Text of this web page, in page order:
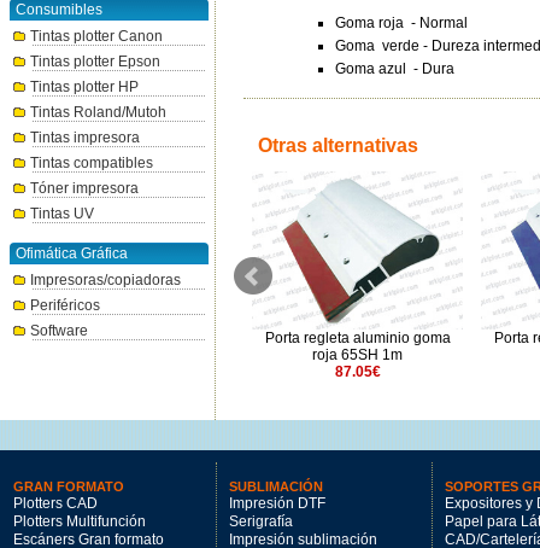
Consumibles
Tintas plotter Canon
Tintas plotter Epson
Tintas plotter HP
Tintas Roland/Mutoh
Tintas impresora
Tintas compatibles
Tóner impresora
Tintas UV
Ofimática Gráfica
Impresoras/copiadoras
Periféricos
Software
Goma roja - Normal
Goma verde - Dureza
Goma azul - Dura
Otras alternativas
Porta regleta madera goma azul
Porta regleta aluminio goma
roja 65SH 1m
87.05€
Porta
GRAN FORMATO
Plotters CAD
Plotters Multifunción
Escáners Gran formato
SUBLIMACIÓN
Impresión DTF
Serigrafía
Impresión sublimación
SOPORTES
Expositores y
Papel para
CAD/